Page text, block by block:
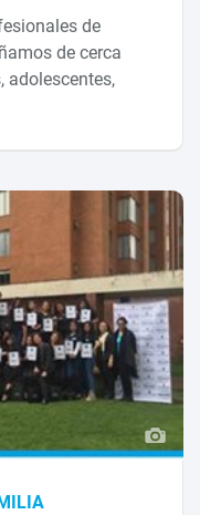
de
de cerca
adolescentes,